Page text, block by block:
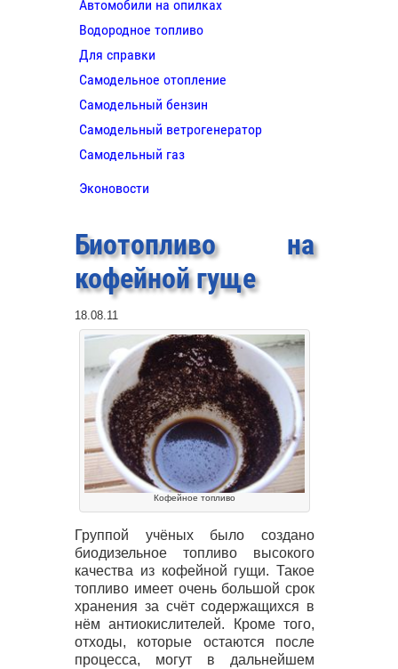
Автомобили на опилках
Водородное топливо
Для справки
Самодельное отопление
Самодельный бензин
Самодельный ветрогенератор
Самодельный газ
Эконовости
Биотопливо на
кофейной гуще
18.08.11
Кофейное топливо
Группой учёных было создано
биодизельное топливо высокого
качества из кофейной гущи. Такое
топливо имеет очень большой срок
хранения за счёт содержащихся в
нём антиокислителей. Кроме того,
отходы, которые остаются после
процесса, могут в дальнейшем